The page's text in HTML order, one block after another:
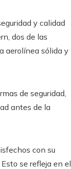
y calidad
dos de las
aerolínea sólida y
de seguridad,
antes de la
con su
se refleja en el